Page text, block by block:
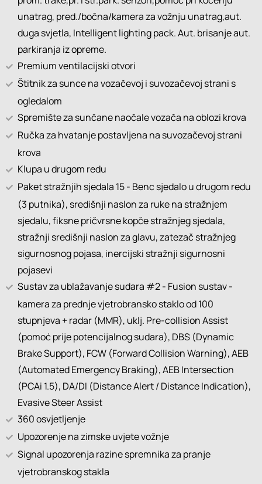
unatrag, pred./bočna/kamera za vožnju unatrag,aut.
duga svjetla, Intelligent lighting pack. Aut. brisanje aut.
parkiranja iz opreme.
Premium ventilacijski otvori
Štitnik za sunce na vozačevoj i suvozačevoj strani s
ogledalom
Spremište za sunčane naočale vozača na oblozi krova
Ručka za hvatanje postavljena na suvozačevoj strani
krova
Klupa u drugom redu
Paket stražnjih sjedala 15 - Benc sjedalo u drugom redu
(3 putnika), središnji naslon za ruke na stražnjem
sjedalu, fiksne pričvrsne kopče stražnjeg sjedala,
stražnji središnji naslon za glavu, zatezač stražnjeg
sigurnosnog pojasa, inercijski stražnji sigurnosni
pojasevi
Sustav za ublažavanje sudara #2 - Fusion sustav -
kamera za prednje vjetrobransko staklo od 100
stupnjeva + radar (MMR), uklj. Pre-collision Assist
(pomoć prije potencijalnog sudara), DBS (Dynamic
Brake Support), FCW (Forward Collision Warning), AEB
(Automated Emergency Braking), AEB Intersection
(PCAi 1.5), DA/DI (Distance Alert / Distance Indication),
Evasive Steer Assist
360 osvjetljenje
Upozorenje na zimske uvjete vožnje
Signal upozorenja razine spremnika za pranje
vjetrobranskog stakla